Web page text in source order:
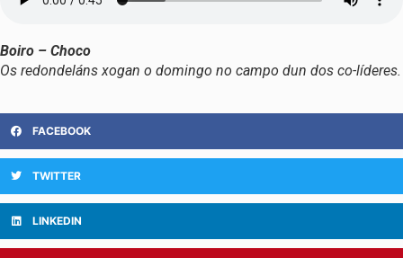
Boiro – Choco
Os redondeláns xogan o domingo no campo dun dos co-líderes.
FACEBOOK
TWITTER
LINKEDIN